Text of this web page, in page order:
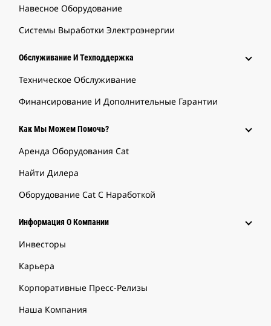
Навесное Оборудование
Системы Выработки Электроэнергии
Обслуживание И Техподдержка
Техническое Обслуживание
Финансирование И Дополнительные Гарантии
Как Мы Можем Помочь?
Аренда Оборудования Cat
Найти Дилера
Оборудование Cat С Наработкой
Информация О Компании
Инвесторы
Карьера
Корпоративные Пресс-Релизы
Наша Компания